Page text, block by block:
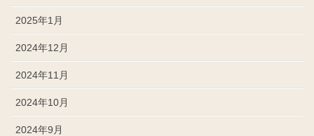
2025年1月
2024年12月
2024年11月
2024年10月
2024年9月